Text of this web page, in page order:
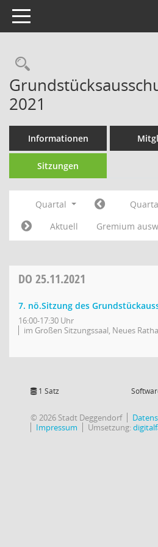
Toggle navigation
Rechercheauswahl
2021
Informationen
Sitzungen
Quartal
Aktuell
Gremium
DO 25.11.2021
7. nö.Sitzung des
16:00-17:30 Uhr
im Großen Sitzungssaal, Neues
1 Satz
© 2026 Stadt Deggendorf
Impressum
Umsetzung: